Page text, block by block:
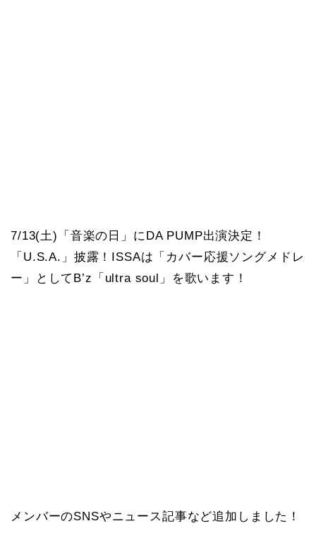
7/13(土)「音楽の日」にDA PUMP出演決定！
「U.S.A.」披露！ISSAは「カバー応援ソングメドレ
ー」としてB’z「ultra soul」を歌います！
メンバーのSNSやニュース記事など追加しました！